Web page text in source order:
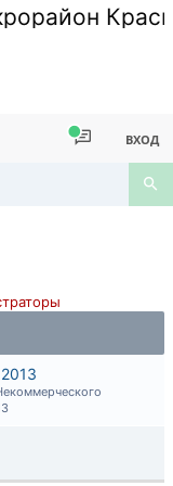
ВХОД